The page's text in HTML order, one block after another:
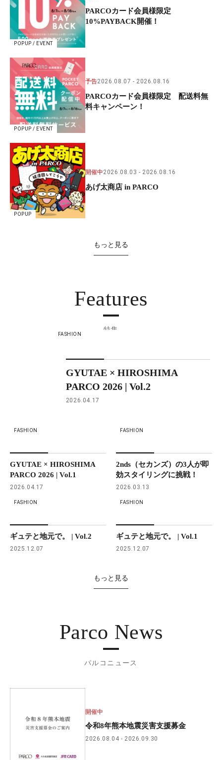
POPUP / EVENT
PARCOカード会員様限定
10%PAYBACK開催！
POPUP / EVENT
予告2026.08.07 2026.08.16
PARCOカード会員様限定 配送料無
料キャンペーン！
POPUP
開催中2026.08.03 2026.08.16
あげ太商店 in PARCO
もっと見る
Features
特集
FASHION
GYUTAE × HIROSHIMA
PARCO 2026 | Vol.2
2026.04.17
FASHION
GYUTAE × HIROSHIMA
PARCO 2026 | Vol.1
2026.04.17
FASHION
2nds（セカンズ）の3人が即
効スタイリングに挑戦！
2026.03.13
FASHION
ギュテと地元で。 | Vol.2
2025.12.07
FASHION
ギュテと地元で。 | Vol.1
2025.12.07
もっと見る
Parco News
パルコニュース
開催中
令和8年熊本地震災害支援募金
2026.08.04 2026.09.30